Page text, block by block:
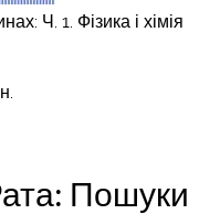
Ч. 1. Фізика і хімія
Пошуки